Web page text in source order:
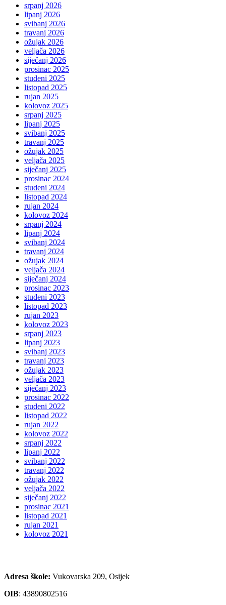
srpanj 2026
lipanj 2026
svibanj 2026
travanj 2026
ožujak 2026
veljača 2026
siječanj 2026
prosinac 2025
studeni 2025
listopad 2025
rujan 2025
kolovoz 2025
srpanj 2025
lipanj 2025
svibanj 2025
travanj 2025
ožujak 2025
veljača 2025
siječanj 2025
prosinac 2024
studeni 2024
listopad 2024
rujan 2024
kolovoz 2024
srpanj 2024
lipanj 2024
svibanj 2024
travanj 2024
ožujak 2024
veljača 2024
siječanj 2024
prosinac 2023
studeni 2023
listopad 2023
rujan 2023
kolovoz 2023
srpanj 2023
lipanj 2023
svibanj 2023
travanj 2023
ožujak 2023
veljača 2023
siječanj 2023
prosinac 2022
studeni 2022
listopad 2022
rujan 2022
kolovoz 2022
srpanj 2022
lipanj 2022
svibanj 2022
travanj 2022
ožujak 2022
veljača 2022
siječanj 2022
prosinac 2021
listopad 2021
rujan 2021
kolovoz 2021
Adresa škole: Vukovarska 209, Osijek
OIB: 43890802516